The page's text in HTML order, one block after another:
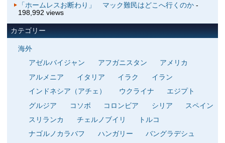
「ホームレスお断わり」 マック難民はどこへ行くのか-
198,992 views
カテゴリー
海外
アゼルバイジャン
アフガニスタン
アメリカ
アルメニア
イタリア イラク
イラン
インドネシア（アチェ）
ウクライナ
エジプト
グルジア
コソボ コロンビア シリア
スペイン
スリランカ
チェルノブイリ
トルコ
ナゴルノカラバフ
ハンガリー
バングラデシュ